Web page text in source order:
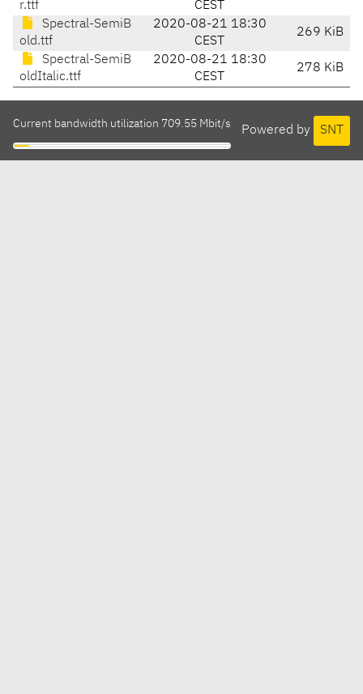
r.ttf
CEST
Spectral-SemiB
old.ttf
2020-08-21 18:30
CEST
269 KiB
Spectral-SemiB
oldItalic.ttf
2020-08-21 18:30
CEST
278 KiB
Powered by SNT
Current bandwidth utilization 709.55 Mbit/s